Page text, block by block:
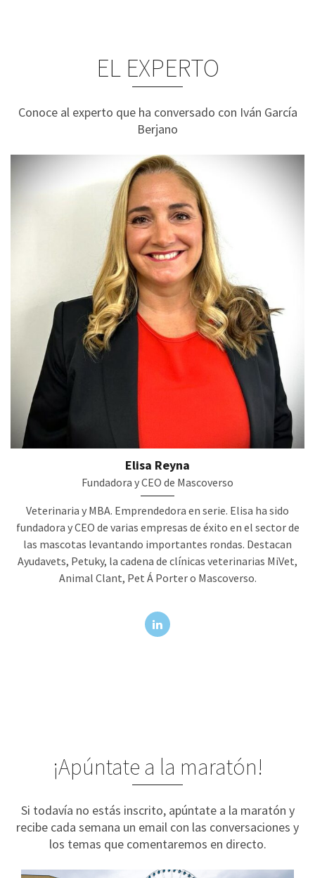
EL EXPERTO
Conoce al experto que ha conversado con Iván García
Berjano
Elisa Reyna
Fundadora y CEO de Mascoverso
Veterinaria y MBA. Emprendedora en serie. Elisa ha sido
fundadora y CEO de varias empresas de éxito en el sector de
las mascotas levantando importantes rondas. Destacan
Ayudavets, Petuky, la cadena de clínicas veterinarias MiVet,
Animal Clant, Pet Á Porter o Mascoverso.
¡Apúntate a la maratón!
Si todavía no estás inscrito, apúntate a la maratón y
recibe cada semana un email con las conversaciones y
los temas que comentaremos en directo.